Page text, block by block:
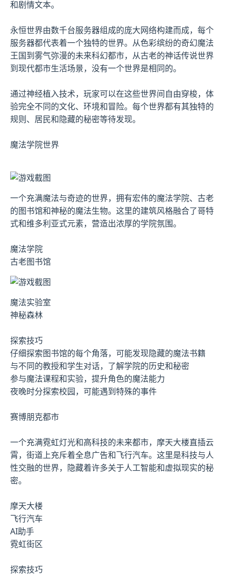
和剧情文本。
永恒世界由数千台服务器组成的庞大网络构建而成，每个
服务器都代表着一个独特的世界。从色彩缤纷的奇幻魔法
王国到雾气弥漫的未来科幻都市，从古老的神话传说世界
到现代都市生活场景，没有一个世界是相同的。
通过神经植入技术，玩家可以在这些世界间自由穿梭，体
验完全不同的文化、环境和冒险。每个世界都有其独特的
规则、居民和隐藏的秘密等待发现。
魔法学院世界
一个充满魔法与奇迹的世界，拥有宏伟的魔法学院、古老
的图书馆和神秘的魔法生物。这里的建筑风格融合了哥特
式和维多利亚式元素，营造出浓厚的学院氛围。
魔法学院
古老图书馆
魔法实验室
神秘森林
探索技巧
仔细探索图书馆的每个角落，可能发现隐藏的魔法书籍
与不同的教授和学生对话，了解学院的历史和秘密
参与魔法课程和实验，提升角色的魔法能力
夜晚时分探索校园，可能遇到特殊的事件
赛博朋克都市
一个充满霓虹灯光和高科技的未来都市，摩天大楼直插云
霄，街道上充斥着全息广告和飞行汽车。这里是科技与人
性交融的世界，隐藏着许多关于人工智能和虚拟现实的秘
密。
摩天大楼
飞行汽车
AI助手
霓虹街区
探索技巧